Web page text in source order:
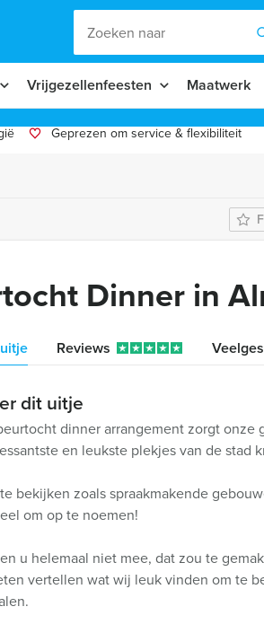
Vrijgezellenfeesten Maatwerk
Geprezen om service & flexibiliteit
Dinner in
Reviews
dit uitje
dinner arrangement zorgt onze
en leukste plekjes van de stad
bekijken zoals spraakmakende
om op te noemen!
u helemaal niet mee, dat zou te
vertellen wat wij leuk vinden om te